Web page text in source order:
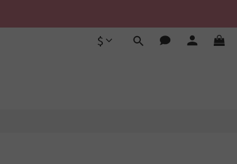
$
立即購買